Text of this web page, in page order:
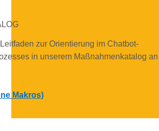
zur Orientierung im Chatbot-
in unserem Maßnahmenkatalog an
Makros)